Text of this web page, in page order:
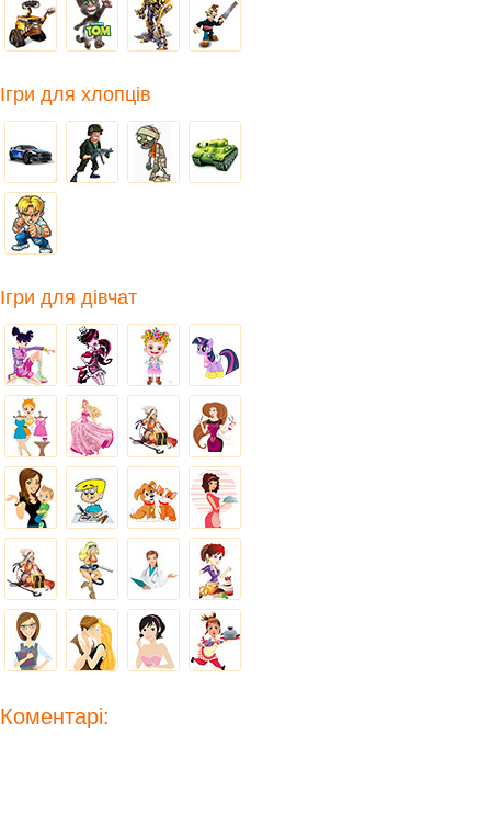
Ігри для хлопців
Ігри для дівчат
Коментарі: